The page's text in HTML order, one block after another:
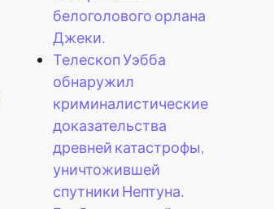
белоголового орлана
Джеки.
Телескоп Уэбба
обнаружил
криминалистические
доказательства
древней катастрофы,
уничтожившей
спутники Нептуна.